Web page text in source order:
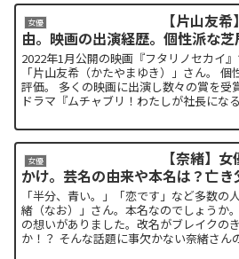
女優
【片山友
由。映画の出演経歴。個性派な芝
2022年1月公開の映画『フタリノセカイ
「片山友希（かたやまゆき）」さん。
評価。 多くの映画に出演し数々の賞を受
ドラマ『ムチャブリ！わたしが社長にな
女優
【奈緒】
かけ。芸名の由来や本名は？亡き
「半分、青い。」「恋です」など多数の
緒（なお）」さん。本名なのでしょうか
の想いがありました。改名がブレイクの
か！？ そんな話題に事欠かない奈緒さん